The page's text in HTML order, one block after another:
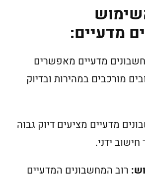
מדעיים:
מדעיים מאפשרים
מורכבים במהירות ובדיוק
מדעיים מציעים דיוק גבוה
ידני.
רוב המחשבונים המדעיים